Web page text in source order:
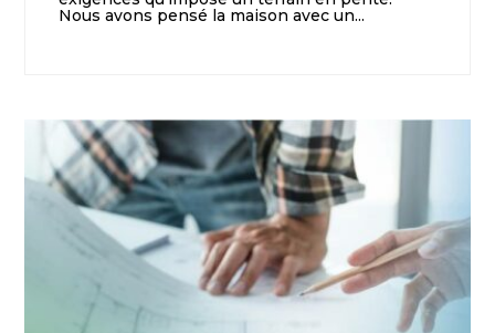
Nous avons pensé la maison avec un...